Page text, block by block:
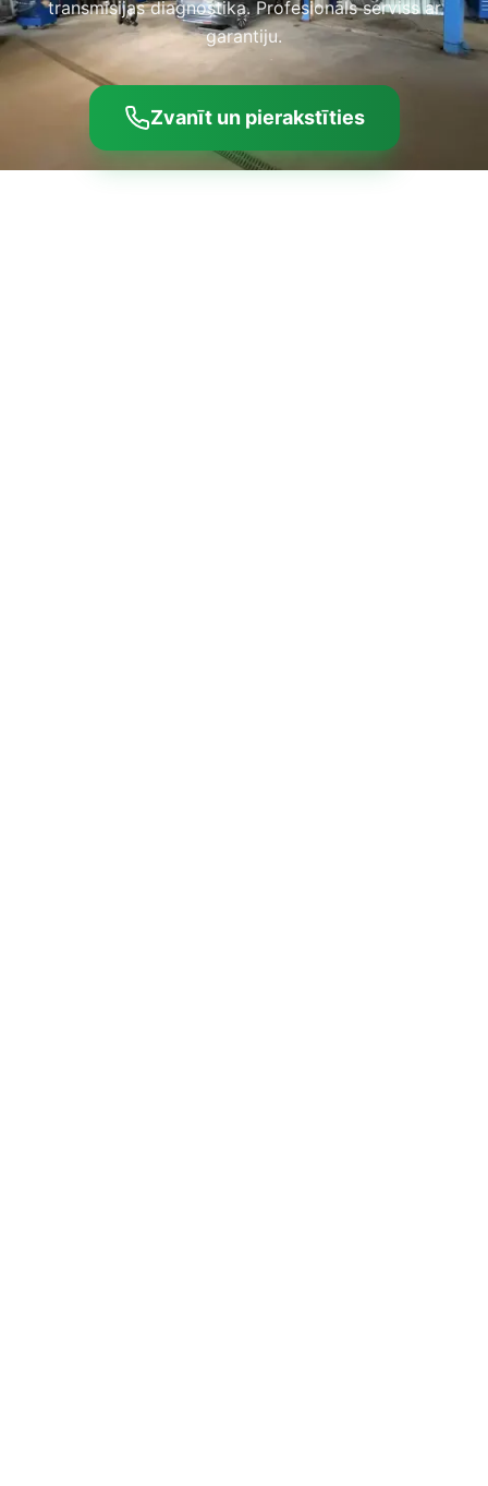
transmisijas diagnostika. Profesionāls serviss ar
garantiju.
Zvanīt un pierakstīties